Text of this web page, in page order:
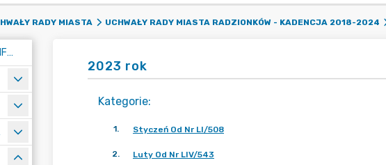
RADY MIASTA UCHWAŁY RADY MIASTA RADZIONKÓW - KADENCJA 2018-2024
WYKAZ DANYCH ZAWIERAJĄCYCH INFORMACJE O ŚRODOWISKU I JEGO OCHRONIE
2023 rok
Kategorie:
1. Styczeń Od Nr LI/508
2. Luty Od Nr LIV/543